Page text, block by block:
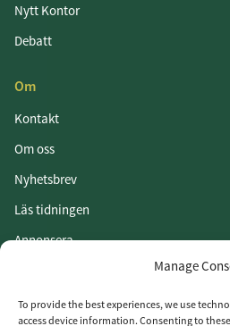
Manage
To provide the best experiences, we use
access device information. Consenting to
Nytt Kontor
Debatt
Om
Kontakt
Om oss
Nyhetsbrev
Läs tidningen
Annonsera
Vår integritetspolicy